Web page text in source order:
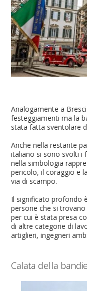
Analogamente a
festeggiamenti ma la
stata fatta sventolare
Anche nella restante
italiano si sono svolti i
nella simbologia
pericolo, il coraggio e
via di scampo.
Il significato profondo
persone che si
per cui è stata presa
di altre categorie di
artiglieri, ingegneri
Calata della